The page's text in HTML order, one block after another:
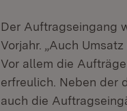
Der Auftragseingang
Vorjahr. „Auch
Vor allem die
erfreulich. Neben der
auch die